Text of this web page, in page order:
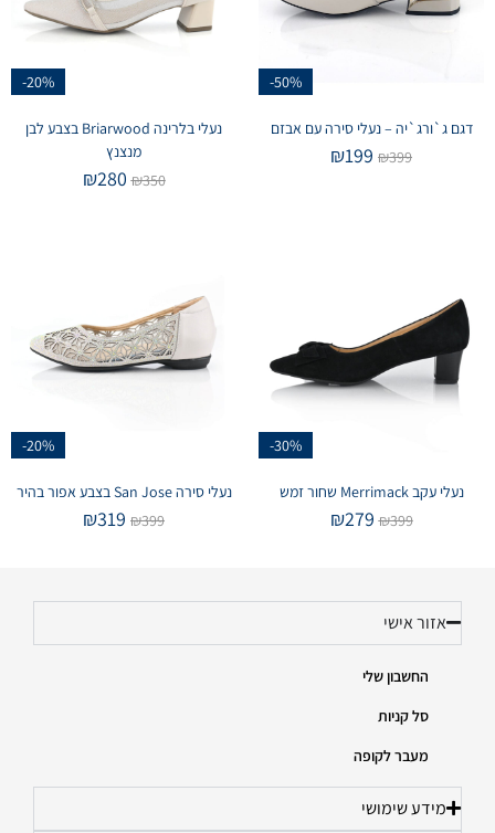
-50%
דגם ג`ורג`יה – נעלי סירה עם אבזם
₪399
₪199
-20%
נעלי בלרינה Briarwood בצבע לבן
מנצנץ
₪350
₪280
-30%
נעלי עקב Merrimack שחור זמש
₪399
₪279
-20%
נעלי סירה San Jose בצבע אפור בהיר
₪399
₪319
אזור אישי
החשבון שלי
סל קניות
מעבר לקופה
מידע שימושי